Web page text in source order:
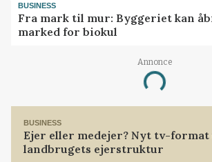
BUSINESS
Fra mark til mur: Byggeriet kan
marked for biokul
Annonce
Loading...
BUSINESS
Ejer eller medejer? Nyt tv-
landbrugets ejerstruktur